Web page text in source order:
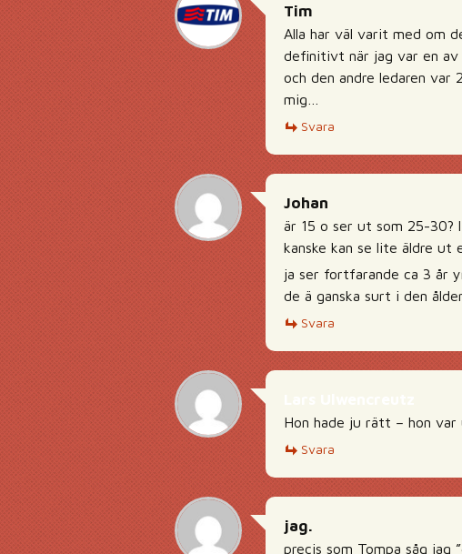
Tim
Alla har väl varit med om
definitivt när jag var en
och den andre ledaren var
mig…
Svara
Johan
är 15 o ser ut som 25-
kanske kan se lite äldre ut
ja ser fortfarande ca 3 år
de ä ganska surt i den
Svara
Hon hade ju rätt – hon var
Svara
jag.
precis som Tompa såg